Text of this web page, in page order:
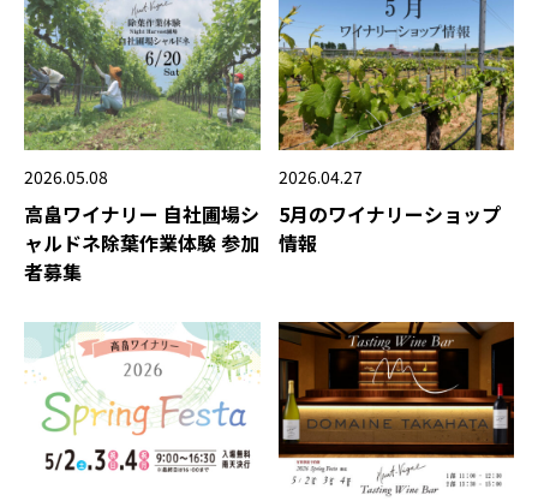
2026.05.08
高畠ワイナリー 自社圃場シ
ャルドネ除葉作業体験 参加
者募集
2026.04.27
5月のワイナリーショップ
情報